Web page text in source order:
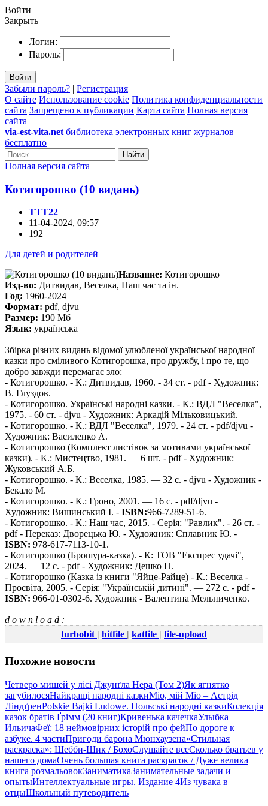
Войти
Закрыть
Логин:
Пароль:
Войти
Забыли пароль? | Регистрация
О сайте Использование cookie Политика конфиденциальности
сайта Запрещено к публикации Карта сайта Полная версия
сайта
via-est-vita.net библиотека электронных книг журналов
бесплатно
Найти
Полная версия сайта
Котигорошко (10 видань)
TTT22
11-04-2024, 09:57
192
Для детей и родителей
Название: Котигорошко
Изд-во: Дитвидав, Веселка, Наш час та ін.
Год: 1960-2024
Формат: pdf, djvu
Размер: 190 Мб
Язык: українська
Збірка різних видань відомої улюбленої української народної
казки про сміливого Котигорошка, про дружбу, і про те, що
добро завжди перемагає зло:
- Котигорошко. - К.: Дитвидав, 1960. - 34 ст. - pdf - Художник:
В. Глуздов.
- Котигорошко. Українські народні казки. - К.: ВДЛ "Веселка",
1975. - 60 ст. - djvu - Художник: Аркадій Мільковицький.
- Котигорошко. - К.: ВДЛ "Веселка", 1979. - 24 ст. - pdf/djvu -
Художник: Василенко А.
- Котигорошко (Комплект листівок за мотивами української
казки). - К.: Мистецтво, 1981. — 6 шт. - pdf - Художник:
Жуковський А.Б.
- Котигорошко. - К.: Веселка, 1985. — 32 с. - djvu - Художник -
Бекало М.
- Котигорошко. - К.: Гроно, 2001. — 16 с. - pdf/djvu -
Художник: Вишинський І. - ISBN:966-7289-51-6.
- Котигорошко. - К.: Наш час, 2015. - Серія: "Равлик". - 26 ст. -
pdf - Переказ: Дворецька Ю. - Художник: Сплавник Ю. -
ISBN: 978-617-7113-10-1.
- Котигорошко (Брошура-казка). - К: ТОВ "Експрес удачі",
2024. — 12 с. - pdf - Художник: Дешко Н.
- Котигорошко (Казка із книги "Яйце-Райце) - К.: Веселка -
Просвіта, 2005. - Серія: "Українській дитині". — 272 с. - pdf -
ISBN: 966-01-0302-6. Художник - Валентина Мельниченко.
d o w n l o a d :
turbobit | hitfile | katfile | file-upload
Похожие новости
Четверо мишей у лісі Джунґла Нера (Том 2)Як ягнятко
загубилосяНайкращі народні казкиМіо, мій Міо – Астрід
ЛіндґренPolskie Bajki Ludowe. Польські народні казкиКолекція
казок братів Ґрімм (20 книг)Кривенька качечкаУлыбка
ИльичаФеї: 18 неймовірних історій про фейПо дороге к
азбуке. 4 частиПригоди барона Мюнхаузена«Стильная
раскраска»: Шебби-Шик / БохоСлушайте всеСколько братьев у
нашего домаОчень большая книга раскрасок / Дуже велика
книга розмальовокЗаниматикаЗанимательные задачи и
опытыИнтеллектуальные игры. Издание 4Из чувака в
отцыШкольный путеводитель